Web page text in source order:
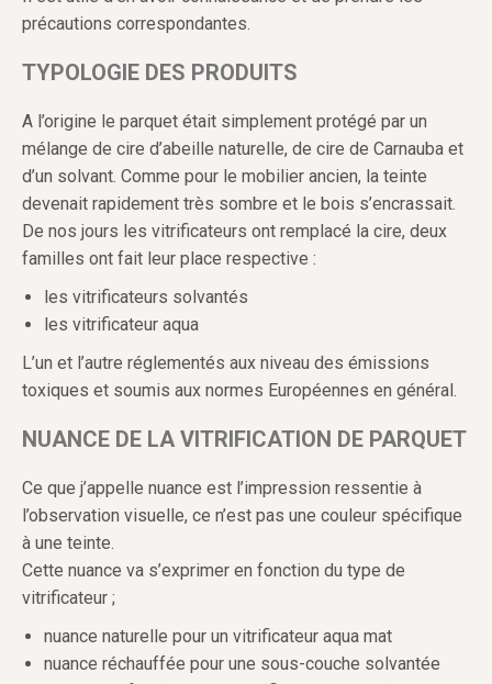
précautions correspondantes.
TYPOLOGIE DES PRODUITS
A l’origine le parquet était simplement protégé par un
mélange de cire d’abeille naturelle, de cire de Carnauba et
d’un solvant. Comme pour le mobilier ancien, la teinte
devenait rapidement très sombre et le bois s’encrassait.
De nos jours les vitrificateurs ont remplacé la cire, deux
familles ont fait leur place respective :
les vitrificateurs solvantés
les vitrificateur aqua
L’un et l’autre réglementés aux niveau des émissions
toxiques et soumis aux normes Européennes en général.
NUANCE DE LA VITRIFICATION DE PARQUET
Ce que j’appelle nuance est l’impression ressentie à
l’observation visuelle, ce n’est pas une couleur spécifique
à une teinte.
Cette nuance va s’exprimer en fonction du type de
vitrificateur ;
nuance naturelle pour un vitrificateur aqua mat
nuance réchauffée pour une sous-couche solvantée